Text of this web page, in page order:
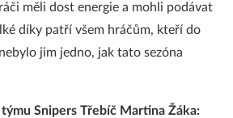
měli dost energie a mohli podávat
díky patří všem hráčům, kteří do
jim jedno, jak tato sezóna
Snipers Třebíč Martina Žáka: